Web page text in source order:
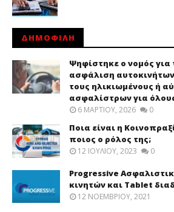
ΔΗΜΟΦΙΛΗ
Ψηφίστηκε ο νομός για
ασφάλιση
τους ηλικιωμένους ή
ασφαλίστρων για
6 ΜΑΡΤΊΟΥ, 2026 0
Ποια είναι η
ποιος ο ρόλος της;
12 ΙΟΥΛΊΟΥ, 2023 0
Progressive
κινητών και Tablet
12 ΝΟΕΜΒΡΊΟΥ, 2021